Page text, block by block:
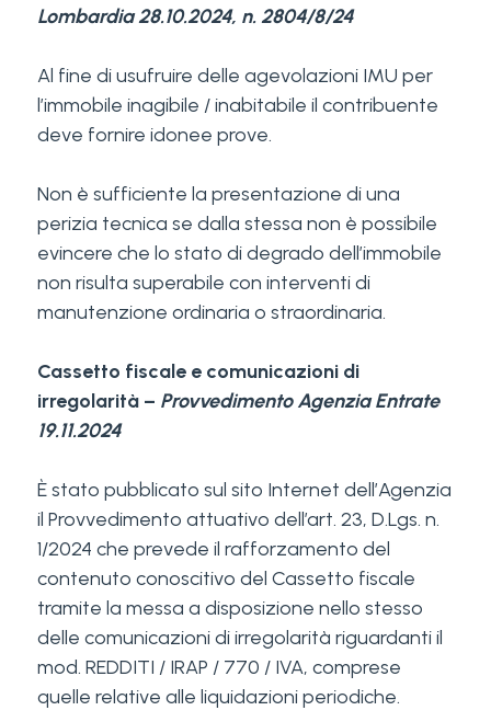
Lombardia 28.10.2024, n. 2804/8/24
Al fine di usufruire delle agevolazioni IMU per
l’immobile inagibile / inabitabile il contribuente
deve fornire idonee prove.
Non è sufficiente la presentazione di una
perizia tecnica se dalla stessa non è possibile
evincere che lo stato di degrado dell’immobile
non risulta superabile con interventi di
manutenzione ordinaria o straordinaria.
Cassetto fiscale e comunicazioni di
irregolarità – Provvedimento Agenzia Entrate
19.11.2024
È stato pubblicato sul sito Internet dell’Agenzia
il Provvedimento attuativo dell’art. 23, D.Lgs. n.
1/2024 che prevede il rafforzamento del
contenuto conoscitivo del Cassetto fiscale
tramite la messa a disposizione nello stesso
delle comunicazioni di irregolarità riguardanti il
mod. REDDITI / IRAP / 770 / IVA, comprese
quelle relative alle liquidazioni periodiche.